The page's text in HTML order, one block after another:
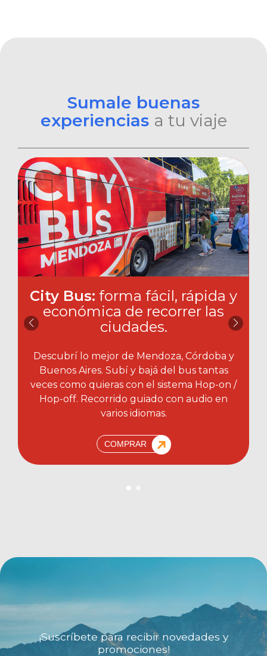
Sumale buenas
experiencias a tu viaje
City Bus: forma fácil, rápida y
económica de recorrer las
ciudades.​
Descubrí lo mejor de Mendoza, Córdoba y
Buenos Aires. Subí y bajá del bus tantas
veces como quieras con el sistema Hop-on /
Hop-off. Recorrido guiado con audio en
varios idiomas.
COMPRAR
¡Suscríbete para recibir novedades y
promociones!